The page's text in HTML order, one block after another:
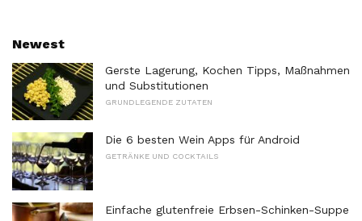
Newest
Gerste Lagerung, Kochen Tipps, Maßnahmen
und Substitutionen
GRUNDLEGENDE ZUTATEN
Die 6 besten Wein Apps für Android
GETRÄNKE UND COCKTAILS
Einfache glutenfreie Erbsen-Schinken-Suppe